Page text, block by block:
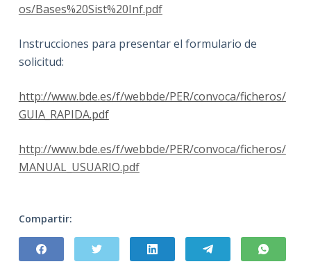
os/Bases%20Sist%20Inf.pdf
Instrucciones para presentar el formulario de
solicitud:
http://www.bde.es/f/webbde/PER/convoca/ficheros/
GUIA_RAPIDA.pdf
http://www.bde.es/f/webbde/PER/convoca/ficheros/
MANUAL_USUARIO.pdf
Compartir: